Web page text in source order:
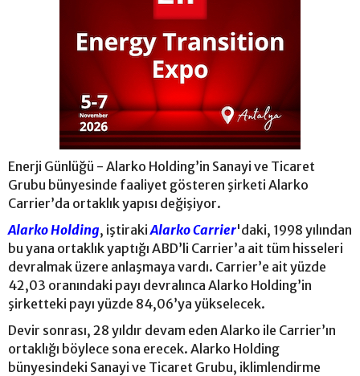
Enerji Günlüğü - Alarko Holding’in Sanayi ve Ticaret
Grubu bünyesinde faaliyet gösteren şirketi Alarko
Carrier’da ortaklık yapısı değişiyor.
Alarko Holding, iştirakiAlarko Carrier'daki, 1998 yılından
bu yana ortaklık yaptığı ABD’li Carrier’a ait tüm hisseleri
devralmak üzere anlaşmaya vardı. Carrier’e ait yüzde
42,03 oranındaki payı devralınca Alarko Holding’in
şirketteki payı yüzde 84,06’ya yükselecek.
Devir sonrası, 28 yıldır devam eden Alarko ile Carrier’ın
ortaklığı böylece sona erecek. Alarko Holding
bünyesindeki Sanayi ve Ticaret Grubu, iklimlendirme